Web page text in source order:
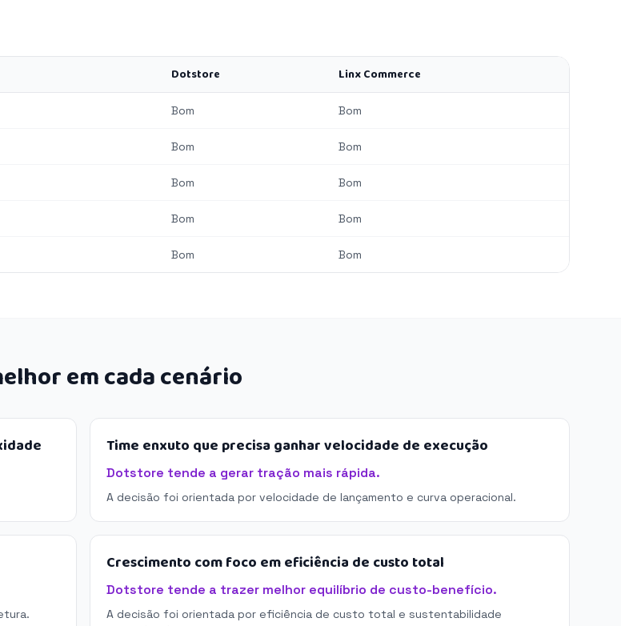
Dotstore Linx Commerce
Bom Bom
Bom Bom
Bom Bom
Bom Bom
Bom Bom
em cada cenário
Time enxuto que precisa ganhar velocidade de execução
Dotstore tende a gerar tração mais rápida.
A decisão foi orientada por velocidade de lançamento e curva operacional.
Crescimento com foco em eficiência de custo total
Dotstore tende a trazer melhor equilíbrio de custo-benefício.
A decisão foi orientada por eficiência de custo total e sustentabilidade